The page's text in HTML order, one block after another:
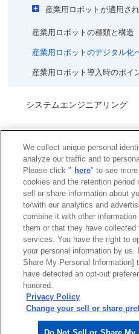
保全
機器の故障予知診断
機器の故障時の原因
復旧シミュレーシ
AIのソリューションはエ
工場でのセキュリティ対策
モータとは？
モータのはじまり
実用化へ
安川電機の出発
モータの分類
①DCモータ
②ブラシレスDCモータ
③同期モータ
④誘導モータ
サーボモータの歴史
サーボモータの未来（IoT対
わかるコラム
サーボモータとステッピ
インバータのメンテナンス性
インバータを安全にご使用い
インバータの歴史
インバータの種類と特徴
インバータを学ぶ
産業用ロボットが適用さ
アーク溶接
スポット溶接
レーザー溶接
その他
産業用ロボットの種類と構造
産業用ロボットのデジタル化
産業用ロボット導入時のポイ
システムエンジニアリング
製品セキュリティへの取り
脆弱性情報一覧
サイトマップ 商標につい
リンクについて
個人情報
クッキーポリシー
Do Not Sell or Share My
ソーシャルメディアポリシー
安川電機公式ソーシャルメデ
We collect unique personal
analyze our traffic and to
Please click " here" to see
cookies and the retention
sell or share information about
to/with our analytics and
combine it with other
them or that they have
services. You have the right to
your personal information by
Share My Personal Information]
have detected an opt-out
honored.
Privacy Policy
Change your sell or share